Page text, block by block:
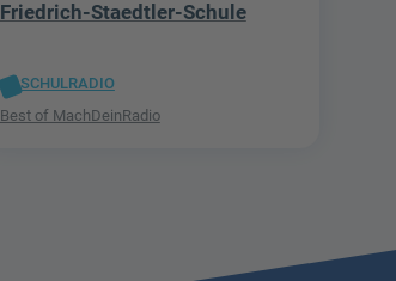
Friedrich-Staedtler-Schule
SCHULRADIO
Best of MachDeinRadio